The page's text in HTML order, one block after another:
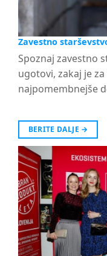
Zavestno
Spoznaj zavestno
ugotovi, zakaj je
najpomembnejše
BERITE DALJE →